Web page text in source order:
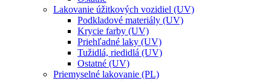
Lakovanie úžitkových vozidiel (UV)
Podkladové materiály (UV)
Krycie farby (UV)
Priehľadné laky (UV)
Tužidlá, riedidlá (UV)
Ostatné (UV)
Priemyselné lakovanie (PL)